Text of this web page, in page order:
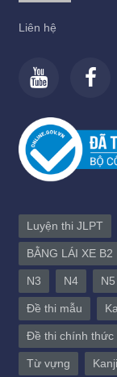
Liên hệ
Luyện thi JLPT
BẰNG LÁI XE B2
N3 N4 N5
Đề thi mẫu
Đề thi chính thức
Từ vựng Kanji